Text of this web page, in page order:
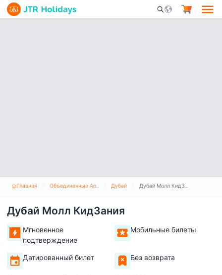
Mobile Search
Главная Объединенные Арабские Эмираты Дубай Дубай Молл КидЗания
Дубай Молл КидЗания
Мгновенное
подтверждение
Мобильные билеты
Датированный билет Без возврата